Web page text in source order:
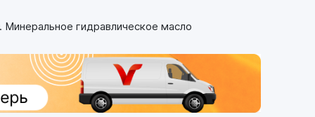
Минеральное гидравлическое масло